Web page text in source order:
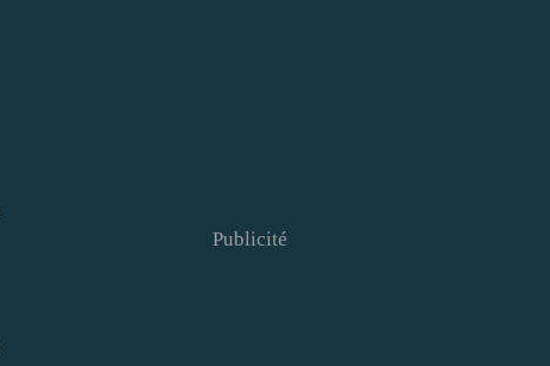
Publicité